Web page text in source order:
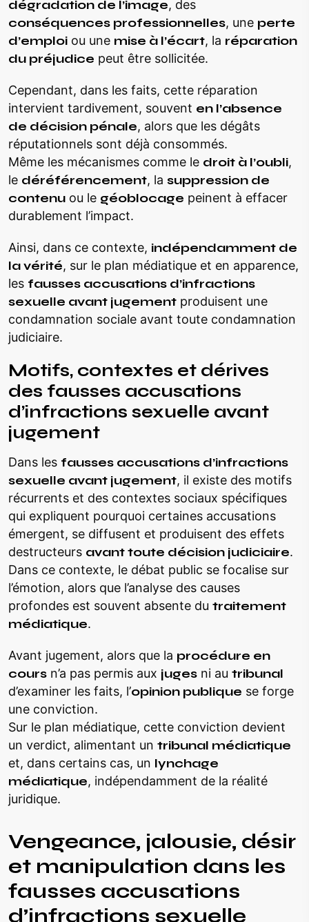
dégradation de l’image, des
conséquences professionnelles, une perte
d’emploi ou une mise à l’écart, la réparation
du préjudice peut être sollicitée.
Cependant, dans les faits, cette réparation
intervient tardivement, souvent en l’absence
de décision pénale, alors que les dégâts
réputationnels sont déjà consommés.
Même les mécanismes comme le droit à l’oubli,
le déréférencement, la suppression de
contenu ou le géoblocage peinent à effacer
durablement l’impact.
Ainsi, dans ce contexte, indépendamment de
la vérité, sur le plan médiatique et en apparence,
les fausses accusations d’infractions
sexuelle avant jugement produisent une
condamnation sociale avant toute condamnation
judiciaire.
Motifs, contextes et dérives
des fausses accusations
d’infractions sexuelle avant
jugement
Dans les fausses accusations d’infractions
sexuelle avant jugement, il existe des motifs
récurrents et des contextes sociaux spécifiques
qui expliquent pourquoi certaines accusations
émergent, se diffusent et produisent des effets
destructeurs avant toute décision judiciaire.
Dans ce contexte, le débat public se focalise sur
l’émotion, alors que l’analyse des causes
profondes est souvent absente du traitement
médiatique.
Avant jugement, alors que la procédure en
cours n’a pas permis aux juges ni au tribunal
d’examiner les faits, l’opinion publique se forge
une conviction.
Sur le plan médiatique, cette conviction devient
un verdict, alimentant un tribunal médiatique
et, dans certains cas, un lynchage
médiatique, indépendamment de la réalité
juridique.
Vengeance, jalousie, désir
et manipulation dans les
fausses accusations
d’infractions sexuelle